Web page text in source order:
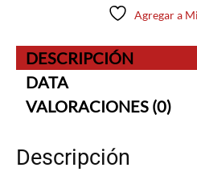
Agregar a
DESCRIPCIÓN
DATA
VALORACIONES (0)
Descripción